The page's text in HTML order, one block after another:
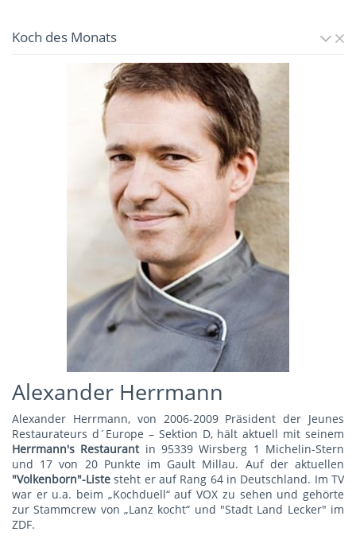
Koch des Monats
Alexander Herrmann
Alexander Herrmann, von 2006-2009 Präsident der Jeunes
Restaurateurs d´Europe – Sektion D, hält aktuell mit seinem
Herrmann's Restaurant in 95339 Wirsberg 1 Michelin-Stern
und 17 von 20 Punkte im Gault Millau. Auf der aktuellen
"Volkenborn"-Liste steht er auf Rang 64 in Deutschland. Im TV
war er u.a. beim „Kochduell“ auf VOX zu sehen und gehörte
zur Stammcrew von „Lanz kocht“ und "Stadt Land Lecker" im
ZDF.